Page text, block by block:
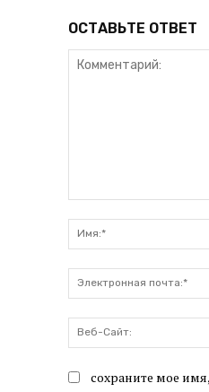
ОСТАВЬТЕ ОТВЕТ
сохраните мое